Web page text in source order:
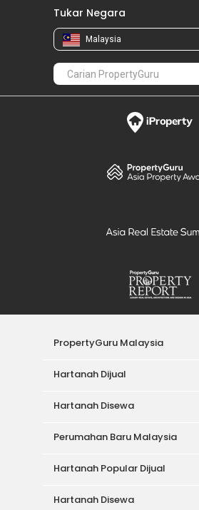
Tukar Negara
Malaysia
PropertyGuru Malaysia
Hartanah Dijual
Hartanah Disewa
Perumahan Baru Malaysia
Hartanah Popular Dijual
Hartanah Disewa